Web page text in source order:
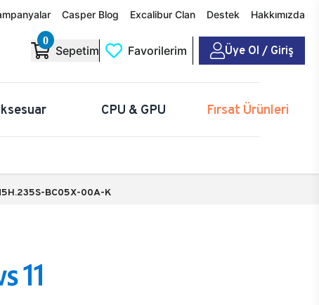
Casper Blog Excalibur Clan Destek Hakkımızda
0
Sepetim Favorilerim Üye Ol / Giriş
CPU & GPU Fırsat Ürünleri
BC05X-00A-K